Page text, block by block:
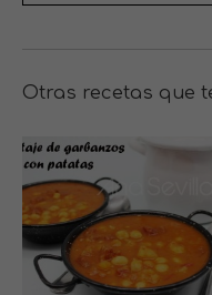
Otras recetas que